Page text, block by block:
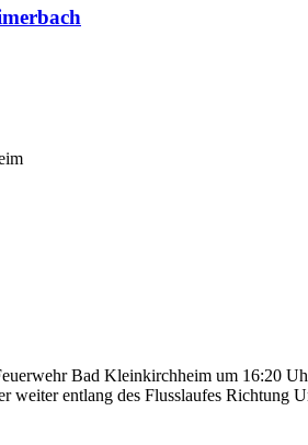
Bad Kleinkirchheim um 16:20
weiter entlang des Flusslaufes